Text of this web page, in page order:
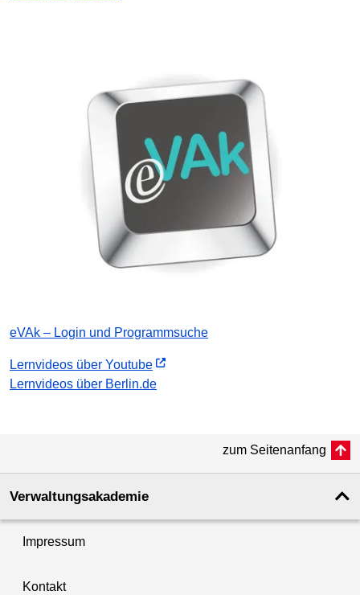
eVAk – Login und Programmsuche
Lernvideos über Youtube
Lernvideos über Berlin.de
zum Seitenanfang
Verwaltungsakademie
Impressum
Kontakt